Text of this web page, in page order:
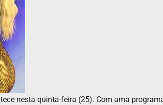
nesta quinta-feira (25). Com uma